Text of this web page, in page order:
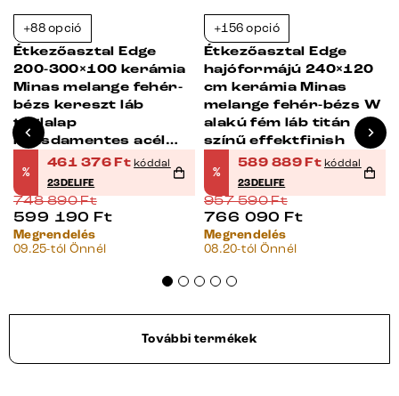
+88 opció
Étkezőasztal Edge
200-300×100 kerámia
Minas melange fehér-
bézs kereszt láb
téglalap
rozsdamentes acél
kihúzható
%
461 376Ft kóddal
23DELIFE
748 890Ft
599 190 Ft
Megrendelés
09.25-tól Önnél
+156 opció
Étkezőasztal Edge
hajóformájú 240×120
cm kerámia Minas
melange fehér-bézs W
alakú fém láb titán
színű effektfinish
%
589 889Ft kóddal
23DELIFE
957 590Ft
766 090 Ft
Megrendelés
08.20-tól Önnél
További termékek